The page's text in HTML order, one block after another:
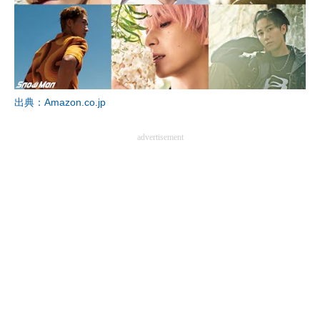
出典：Amazon.co.jp
advertisement